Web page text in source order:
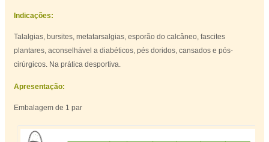
Indicações:
Talalgias, bursites, metatarsalgias, esporão do calcâneo, fascites
plantares, aconselhável a diabéticos, pés doridos, cansados e pós-
cirúrgicos. Na prática desportiva.
Apresentação:
Embalagem de 1 par